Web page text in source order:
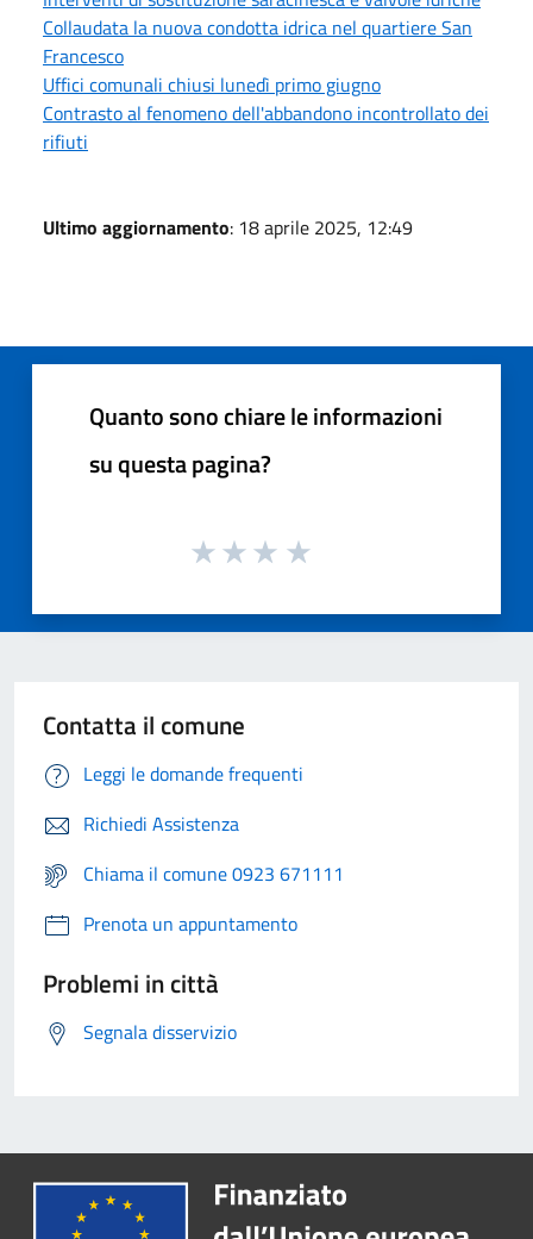
Collaudata la nuova condotta idrica nel quartiere San
Francesco
Uffici comunali chiusi lunedì primo giugno
Contrasto al fenomeno dell'abbandono incontrollato dei
rifiuti
Ultimo aggiornamento: 18 aprile 2025, 12:49
Quanto sono chiare le informazioni
su questa pagina?
Contatta il comune
Leggi le domande frequenti
Richiedi Assistenza
Chiama il comune 0923 671111
Prenota un appuntamento
Problemi in città
Segnala disservizio